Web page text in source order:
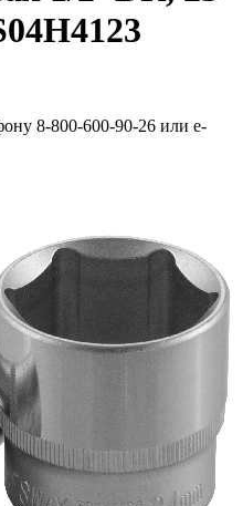
8-800-600-90-26 или e-